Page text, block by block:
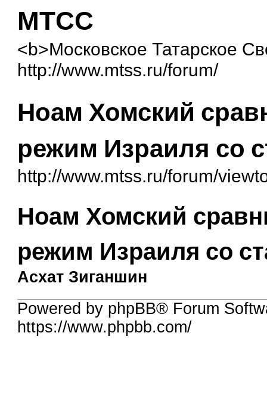
МТСС
<b>Московское Татарское
http://www.mtss.ru/forum/
Ноам Хомский
режим Израиля со
http://www.mtss.ru/forum/
Ноам Хомский
режим Израиля со
Асхат Зиганшин
Powered by phpBB® Forum
https://www.phpbb.com/